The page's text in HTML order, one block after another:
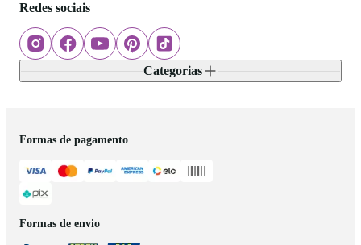
Redes sociais
Categorias
Formas de pagamento
Formas de envio